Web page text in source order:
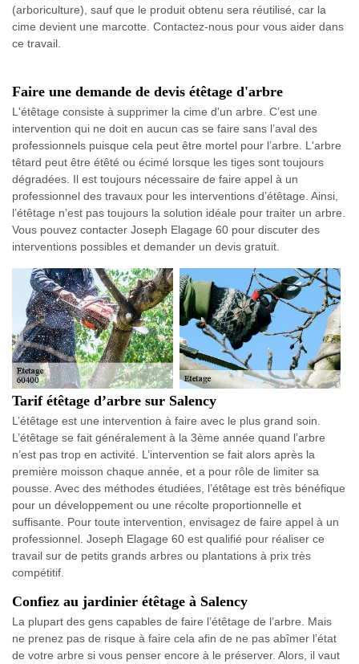
(arboriculture), sauf que le produit obtenu sera réutilisé, car la
cime devient une marcotte. Contactez-nous pour vous aider dans
ce travail.
Faire une demande de devis étêtage d'arbre
L'étêtage consiste à supprimer la cime d'un arbre. C’est une
intervention qui ne doit en aucun cas se faire sans l’aval des
professionnels puisque cela peut être mortel pour l’arbre. L'arbre
têtard peut être étêté ou écimé lorsque les tiges sont toujours
dégradées. Il est toujours nécessaire de faire appel à un
professionnel des travaux pour les interventions d’étêtage. Ainsi,
l’étêtage n’est pas toujours la solution idéale pour traiter un arbre.
Vous pouvez contacter Joseph Elagage 60 pour discuter des
interventions possibles et demander un devis gratuit.
Tarif étêtage d’arbre sur Salency
L’étêtage est une intervention à faire avec le plus grand soin.
L’étêtage se fait généralement à la 3ème année quand l’arbre
n’est pas trop en activité. L’intervention se fait alors après la
première moisson chaque année, et a pour rôle de limiter sa
pousse. Avec des méthodes étudiées, l’étêtage est très bénéfique
pour un développement ou une récolte proportionnelle et
suffisante. Pour toute intervention, envisagez de faire appel à un
professionnel. Joseph Elagage 60 est qualifié pour réaliser ce
travail sur de petits grands arbres ou plantations à prix très
compétitif.
Confiez au jardinier étêtage à Salency
La plupart des gens capables de faire l’étêtage de l’arbre. Mais
ne prenez pas de risque à faire cela afin de ne pas abîmer l’état
de votre arbre si vous penser encore à le préserver. Alors, il vaut